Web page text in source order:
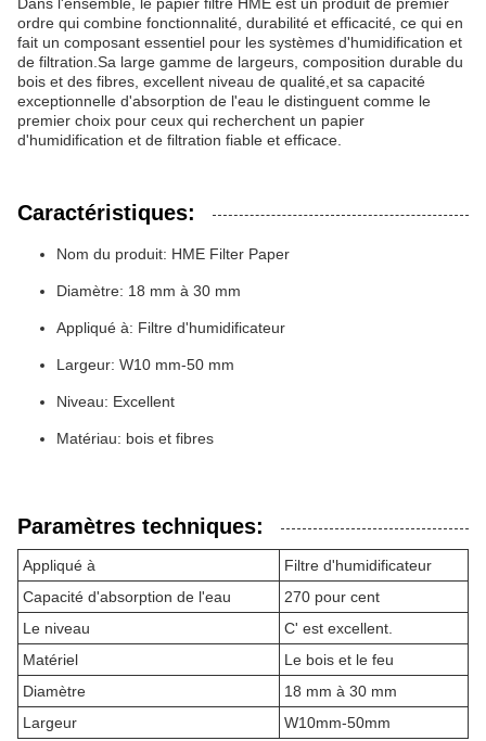
ordre qui combine fonctionnalité, durabilité et efficacité, ce qui en
fait un composant essentiel pour les systèmes d'humidification et
de filtration.Sa large gamme de largeurs, composition durable du
bois et des fibres, excellent niveau de qualité,et sa capacité
exceptionnelle d'absorption de l'eau le distinguent comme le
premier choix pour ceux qui recherchent un papier
d'humidification et de filtration fiable et efficace.
Caractéristiques:
Nom du produit: HME Filter Paper
Diamètre: 18 mm à 30 mm
Appliqué à: Filtre d'humidificateur
Largeur: W10 mm-50 mm
Niveau: Excellent
Matériau: bois et fibres
Paramètres techniques:
Appliqué à
Filtre d'humidificateur
Capacité d'absorption de l'eau
270 pour cent
Le niveau
C' est excellent.
Matériel
Le bois et le feu
Diamètre
18 mm à 30 mm
Largeur
W10mm-50mm